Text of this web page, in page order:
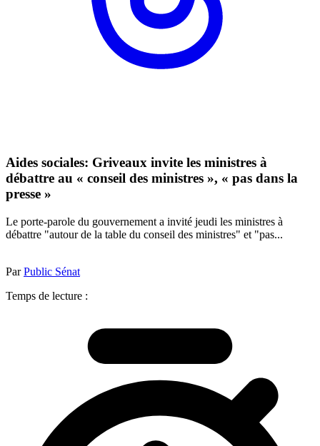
Aides sociales: Griveaux invite les ministres à
débattre au « conseil des ministres », « pas dans la
presse »
Le porte-parole du gouvernement a invité jeudi les ministres à
débattre "autour de la table du conseil des ministres" et "pas...
ParPublic Sénat
Temps de lecture :